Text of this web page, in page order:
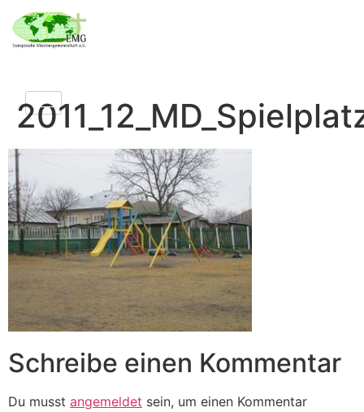
Schreibe einen Kommentar
Du musst angemeldet sein, um einen Kommentar